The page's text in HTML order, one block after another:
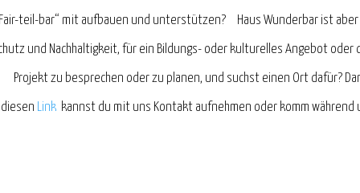
teil-bar“ mit aufbauen und unterstützen? Haus Wunderbar ist
und Nachhaltigkeit, für ein Bildungs- oder kulturelles Angebot
Projekt zu besprechen oder zu planen, und suchst einen Ort dafür?
Link kannst du mit uns Kontakt aufnehmen oder komm während